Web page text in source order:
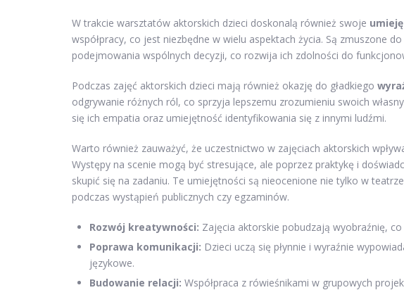
W trakcie warsztatów aktorskich dzieci doskonalą również swoje
współpracy, co jest niezbędne w wielu aspektach życia. Są zmuszone
podejmowania wspólnych decyzji, co rozwija ich zdolności do
Podczas zajęć aktorskich dzieci mają również okazję do gładkiego
odgrywanie różnych ról, co sprzyja lepszemu zrozumieniu swoich
się ich empatia oraz umiejętność identyfikowania się z innymi ludźmi.
Warto również zauważyć, że uczestnictwo w zajęciach aktorskich
Występy na scenie mogą być stresujące, ale poprzez praktykę i
skupić się na zadaniu. Te umiejętności są nieocenione nie tylko w
podczas wystąpień publicznych czy egzaminów.
Rozwój kreatywności: Zajęcia aktorskie pobudzają wyobraźnię,
Poprawa komunikacji: Dzieci uczą się płynnie i wyraźnie
językowe.
Budowanie relacji: Współpraca z rówieśnikami w grupowych